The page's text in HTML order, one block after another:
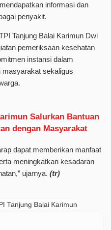
informasi dan
penyakit.
Tanjung Balai Karimun Dwi
pemeriksaan kesehatan
instansi dalam
masyarakat sekaligus
Salurkan Bantuan
dengan Masyarakat
dapat memberikan manfaat
meningkatkan kesadaran
ujarnya. (tr)
Tanjung Balai Karimun